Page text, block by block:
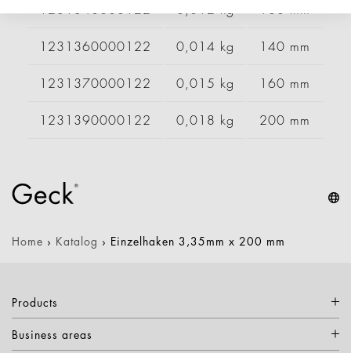
1231340000122 0,012 kg 100 mm
1231360000122 0,014 kg 140 mm
1231370000122 0,015 kg 160 mm
1231390000122 0,018 kg 200 mm
Home › Katalog › Einzelhaken 3,35mm x 200 mm
Products
Business areas